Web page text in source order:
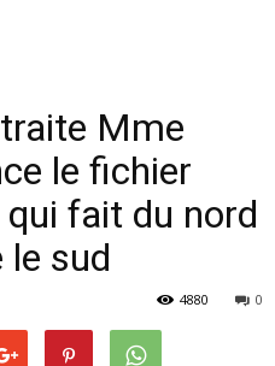
Mme
le fichier
fait du nord
le sud
0
4880